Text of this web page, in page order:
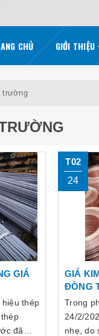
CHỦ GIỚI THIỆU
trường
GIÁ
thép
đã
T02
24
GIÁ
ĐỒNG
Trong
24/2/
nhẹ, do